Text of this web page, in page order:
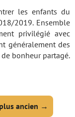
les enfants du
2019. Ensemble
privilégié avec
généralement des
bonheur partagé.
ancien →